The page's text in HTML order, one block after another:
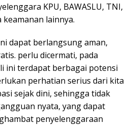
KPU, BAWASLU, TNI,
lainnya.
dapat berlangsung aman,
perlu dicermati, pada
ini terdapat berbagai potensi
perhatian serius dari kita
sejak dini, sehingga tidak
nyata, yang dapat
penyelenggaraan